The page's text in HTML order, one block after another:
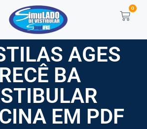
0
AGES
BA
EM PDF